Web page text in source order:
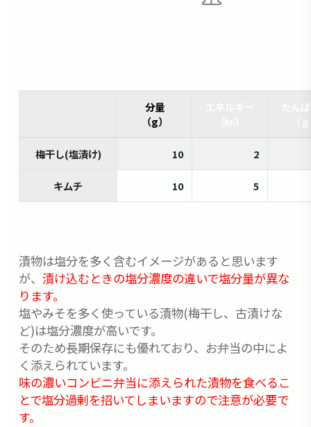
分量
（g）
梅干し(塩漬け) 10 2
キムチ 10 5
漬物は塩分を多く含むイメージがあると思います
が、 漬け込むときの塩分濃度の違いで塩分量が異な
ります。
塩やみそを多く使っている漬物(梅干し、古漬けな
ど)は塩分濃度が高いです。
そのため長期保存にも優れており、お弁当の中によ
く添えられています。
味の濃いコンビニ弁当に添えられた漬物を食べるこ
とで塩分過剰を招いてしまいますので注意が必要で
す。